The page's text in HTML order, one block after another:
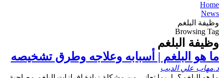
Home
News
وظيفة البلغم
Browsing Tag
وظيفة البلغم
ما هو البلغم | أسبابه وعلاجه وطرق تشخيصه
د.مهاب علي الديب